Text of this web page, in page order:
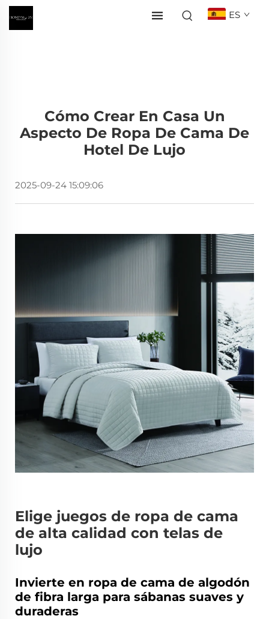
ES
Cómo Crear En Casa Un
Aspecto De Ropa De Cama De
Hotel De Lujo
2025-09-24 15:09:06
Elige juegos de ropa de cama
de alta calidad con telas de
lujo
Invierte en ropa de cama de algodón
de fibra larga para sábanas suaves y
duraderas